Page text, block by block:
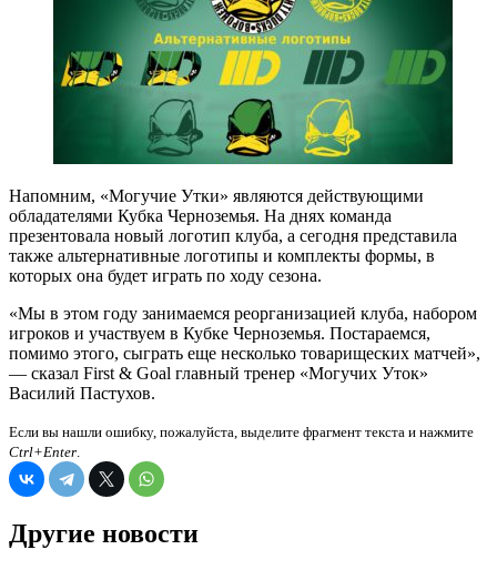
Напомним, «Могучие Утки» являются действующими
обладателями Кубка Черноземья. На днях команда
презентовала новый логотип клуба, а сегодня представила
также альтернативные логотипы и комплекты формы, в
которых она будет играть по ходу сезона.
«Мы в этом году занимаемся реорганизацией клуба, набором
игроков и участвуем в Кубке Черноземья. Постараемся,
помимо этого, сыграть еще несколько товарищеских матчей»,
— сказал First & Goal главный тренер «Могучих Уток»
Василий Пастухов.
Если вы нашли ошибку, пожалуйста, выделите фрагмент текста и нажмите
Ctrl+Enter.
Другие новости